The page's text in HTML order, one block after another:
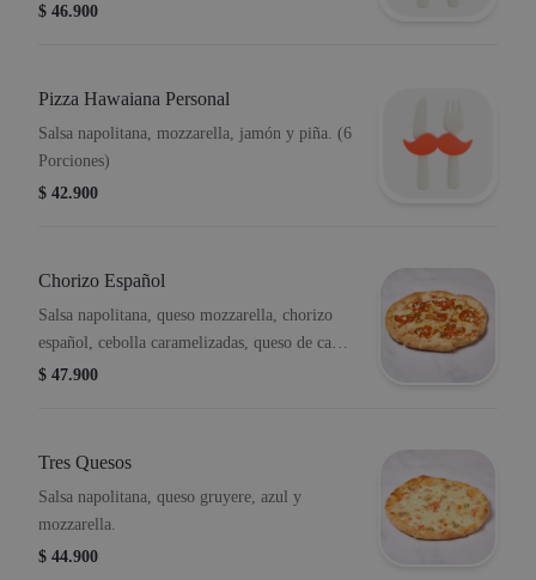
$ 46.900
Pizza Hawaiana Personal
Salsa napolitana, mozzarella, jamón y piña. (6
Porciones)
$ 42.900
Chorizo Español
Salsa napolitana, queso mozzarella, chorizo
español, cebolla caramelizadas, queso de cabra
y paprika.
$ 47.900
Tres Quesos
Salsa napolitana, queso gruyere, azul y
mozzarella.
$ 44.900